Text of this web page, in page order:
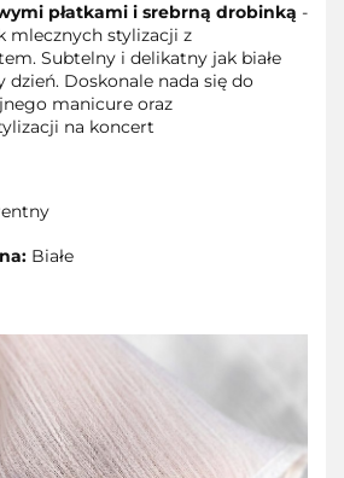
płatkami i srebrną drobinką -
mlecznych stylizacji z
Subtelny i delikatny jak białe
Doskonale nada się do
manicure oraz
na koncert
Białe